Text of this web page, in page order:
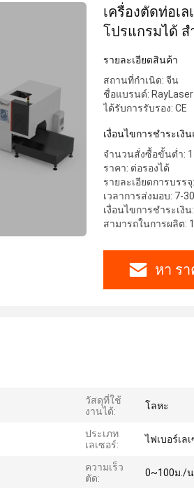
เครื่องตัดท่อเ
โปรแกรมได้ สํ
เหล็กทองแดง
รายละเอียดสินค้า
สถานที่กำเนิด: จีน
ชื่อแบรนด์: RayLaser
ได้รับการรับรอง: CE
เงื่อนไขการชําระเงิ
จำนวนสั่งซื้อขั้นต่ำ: 1
ราคา: ต่อรองได้
รายละเอียดการบรร
เวลาการส่งมอบ: 7-
เงื่อนไขการชำระเงิ
สามารถในการผลิต:
หา ร
วัสดุที่ใช้
งานได้:
โลหะ
ประเภท
เลเซอร์:
ไฟเบอร์เล
ความเร็ว
ตัด:
0~100ม./